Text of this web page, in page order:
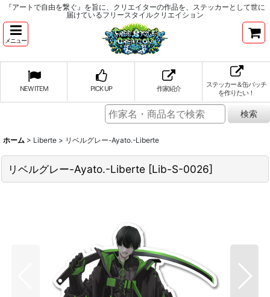
『アートで自由を繋ぐ』を旨に、クリエイターの作品を、ステッカーとして世に
届けているフリースタイルクリエイション
メニュー
NEW ITEM PICK UP 作家紹介
ステッカー＆缶バッチ
を作りたい！
ホーム > Liberte > リベルグレー-Ayato.-Liberte
リベルグレー-Ayato.-Liberte [Lib-S-0026]